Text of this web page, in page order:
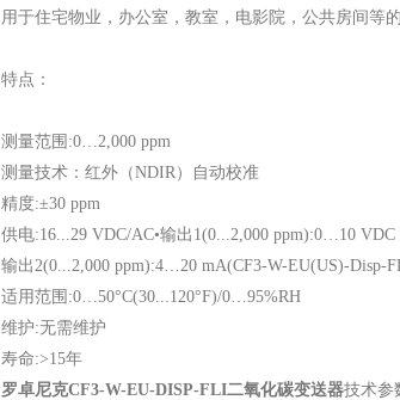
用于住宅物业，办公室，教室，电影院，公共房间等
特点：
测量范围:0…2,000 ppm
测量技术：红外（NDIR）自动校准
精度:±30 ppm
供电:16...29 VDC/AC•输出1(0...2,000 ppm):0…10 VDC
输出2(0...2,000 ppm):4…20 mA(CF3-W-EU(US)-Disp-
适用范围:0…50°C(30...120°F)/0…95%RH
维护:无需维护
寿命:>15年
罗卓尼克CF3-W-EU-DISP-FLI二氧化碳变送器技术参